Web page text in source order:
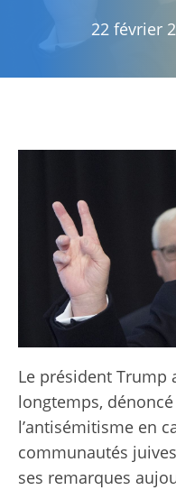
22 février
Le président Trump
longtemps,
l’antisémitisme en
communautés
ses remarques